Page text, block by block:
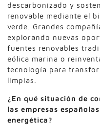
descarbonizado y
renovable mediante el
verde. Grandes
explorando nuevas
fuentes renovables
eólica marina o
tecnología para
limpias.
¿En qué situación de
las empresas
energética?